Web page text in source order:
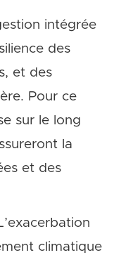
intégrée
des
et des
Pour ce
sur le long
la
et des
climatique